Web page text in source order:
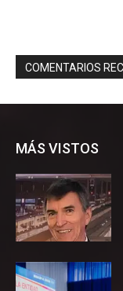
MÁS VISTOS